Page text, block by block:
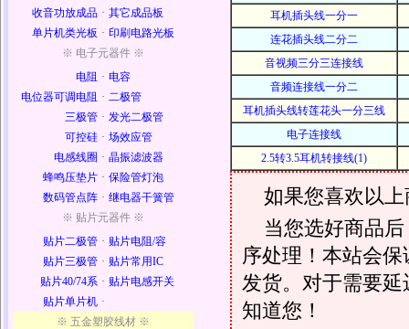
收音功放成品 · 其它成品板
单片机类光板 · 印刷电路光板
※ 电子元器件 ※
电阻 · 电容
电位器可调电阻 · 二极管
三极管 · 发光二极管
可控硅 · 场效应管
电感线圈 · 晶振滤波器
蜂鸣压垫片 · 保险管灯泡
数码管点阵 · 继电器干簧管
※ 贴片元器件 ※
贴片二极管 · 贴片电阻/容
贴片三极管 · 贴片常用IC
贴片40/74系 · 贴片电感开关
贴片单片机 ·
※ 五金塑胶线材 ※
耳机插头线一分一
连花插头线二分二
音视频三分三连接线
音频连接线一分二
耳机插头线转莲花头一分三线
电子连接线
2.5转3.5耳机转接线(1)
如果您喜欢以
当您选好商品
序处理！本站会
发货。对于需要
知道您！